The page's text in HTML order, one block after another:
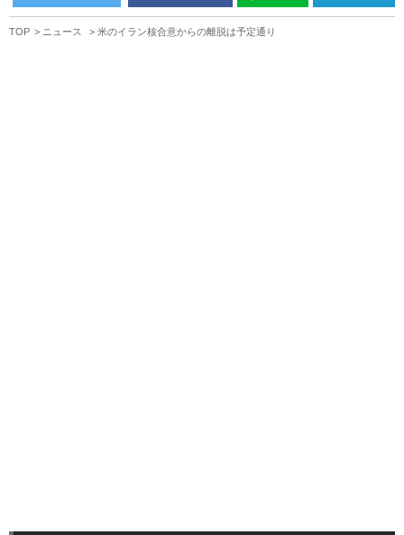
TOP ニュース 米のイラン核合意からの離脱は予定通り